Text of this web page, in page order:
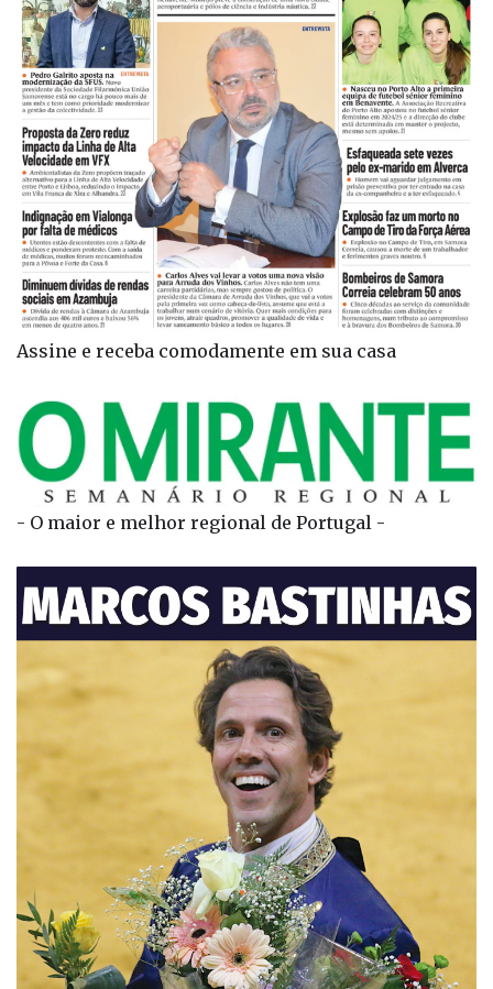
Assine e receba comodamente em sua casa
- O maior e melhor regional de Portugal -